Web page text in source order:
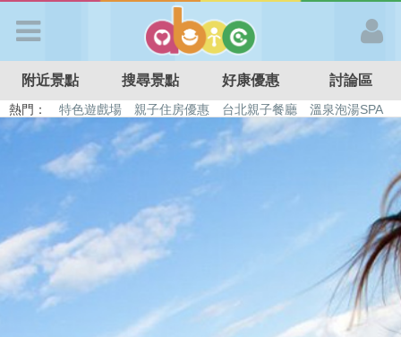
APP登入
首 頁
搜尋景點
好康優惠
附近景點 搜尋景點 好康優惠 討論區
熱門： 特色遊戲場 親子住房優惠 台北親子餐廳
溫泉泡湯SPA
溜滑梯民宿
觀光工廠 日本親子景點